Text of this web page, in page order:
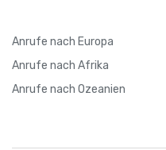
Anrufe nach Europa
Anrufe nach Afrika
Anrufe nach Ozeanien